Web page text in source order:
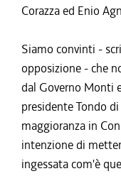
Corazza ed Enio
Siamo convinti -
opposizione - che
dal Governo Monti
presidente Tondo
maggioranza in
intenzione di
ingessata com'è